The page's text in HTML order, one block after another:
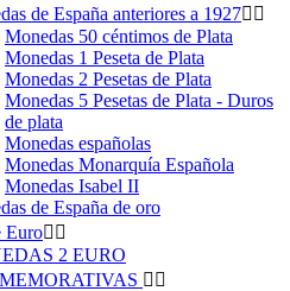
de España anteriores a 1927 
Monedas 50 céntimos de Plata
Monedas 1 Peseta de Plata
Monedas 2 Pesetas de Plata
Monedas 5 Pesetas de Plata - Duros
de plata
Monedas españolas
Monedas Monarquía Española
Monedas Isabel II
de España de oro
Euro 
2 EURO
 